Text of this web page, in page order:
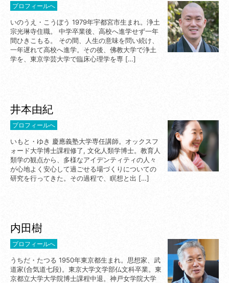
いのうえ・こうぼう 1979年宇都宮市生まれ。浄土
宗光琳寺住職。 中学卒業後、高校へ進学せず一年
間ひきこもる。 その間、人生の意味を問い続け、
一年遅れて高校へ進学。その後、佛教大学で浄土
学を、東京学芸大学で臨床心理学を専 […]
プロフィールへ
井本由紀
いもと・ゆき 慶應義塾大学専任講師。オックスフ
ォード大学博士課程修了, 文化人類学博士。教育人
類学の観点から、多様なアイデンティティの人々
が心地よく安心して過ごせる場づくりについての
研究を行ってきた。その過程で、瞑想と出 […]
プロフィールへ
内田樹
うちだ・たつる 1950年東京都生まれ。思想家、武
道家(合気道七段)。東京大学文学部仏文科卒業。東
京都立大学大学院博士課程中退。神戸女学院大学
プロフィールへ